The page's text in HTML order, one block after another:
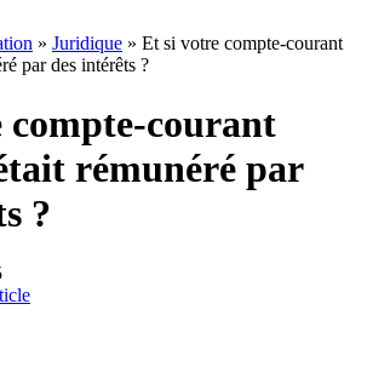
» Juridique » Et si votre compte-courant
par des intérêts ?
compte-courant
rémunéré par
?